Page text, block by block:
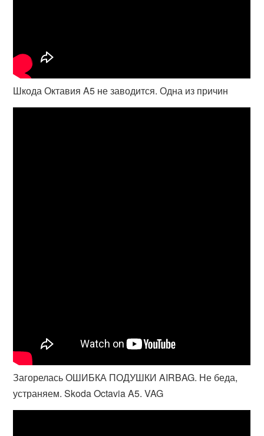
Шкода Октавия A5 не заводится. Одна из причин
Загорелась ОШИБКА ПОДУШКИ AIRBAG. Не беда,
устраняем. Skoda Octavia A5. VAG